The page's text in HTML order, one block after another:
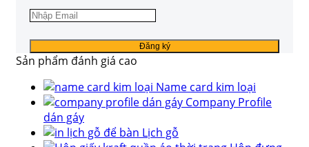
Sản phẩm đánh giá cao
Name card kim loại
Company Profile
dán gáy
Lịch gỗ